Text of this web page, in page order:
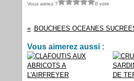
Vous aimez ? 0 vote
BOUCHEES OCEANES
Vous aimerez aussi :